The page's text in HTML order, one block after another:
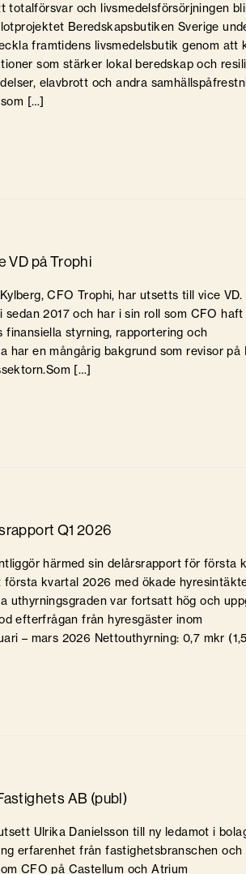
totalförsvar och livsmedelsförsörjningen
Beredskapsbutiken Sverige
framtidens livsmedelsbutik genom att
som stärker lokal beredskap och
elavbrott och andra
[…]
VD på Trophi
CFO Trophi, har utsetts till vice VD.
sedan 2017 och har i sin roll som CFO
finansiella styrning, rapportering och
har en mångårig bakgrund som revisor på
[…]
Q1 2026
härmed sin delårsrapport för första
kvartal 2026 med ökade
uthyrningsgraden var fortsatt hög och
efterfrågan från hyresgäster inom
– mars 2026 Nettouthyrning: 0,7 mkr
AB (publ)
Ulrika Danielsson till ny ledamot i
erfarenhet från fastighetsbranschen och
CFO på Castellum och Atrium